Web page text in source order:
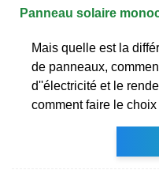
Panneau solaire
Mais quelle est la
de panneaux,
d''électricité et le
comment faire le choix